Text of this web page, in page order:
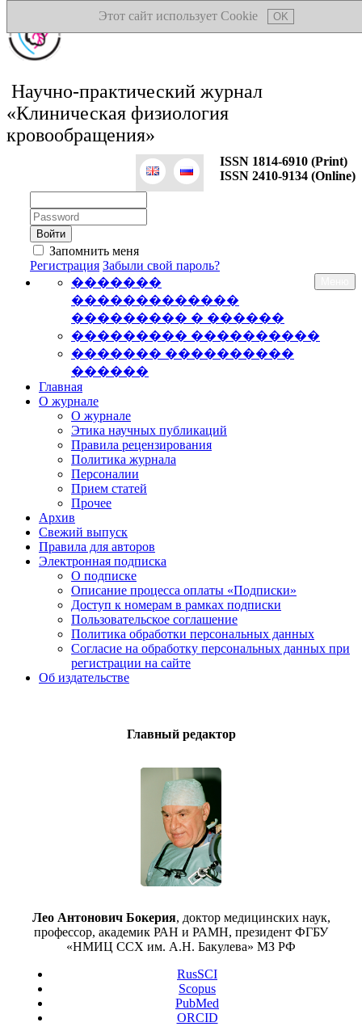
Этот сайт использует Cookie OK
Научно-практический журнал
«Клиническая физиология
кровообращения»
ISSN 1814-6910 (Print)
ISSN 2410-9134 (Online)
Пароль:
Запомнить меня
Регистрация Забыли свой пароль?
�������
�������������
��������� � ������
��������� ����������
������� ����������
������
Главная
О журнале
О журнале
Этика научных публикаций
Правила рецензирования
Политика журнала
Персоналии
Прием статей
Прочее
Архив
Свежий выпуск
Правила для авторов
Электронная подписка
О подписке
Описание процесса оплаты «Подписки»
Доступ к номерам в рамках подписки
Пользовательское соглашение
Политика обработки персональных данных
Согласие на обработку персональных данных при
регистрации на сайте
Об издательстве
Главный редактор
Лео Антонович Бокерия, доктор медицинских наук,
профессор, академик РАН и РАМН, президент ФГБУ
«НМИЦ ССХ им. А.Н. Бакулева» МЗ РФ
RusSCI
Scopus
PubMed
ORCID